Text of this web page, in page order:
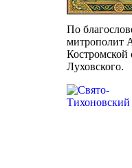
По
митрополит
Костромской
Луховского.